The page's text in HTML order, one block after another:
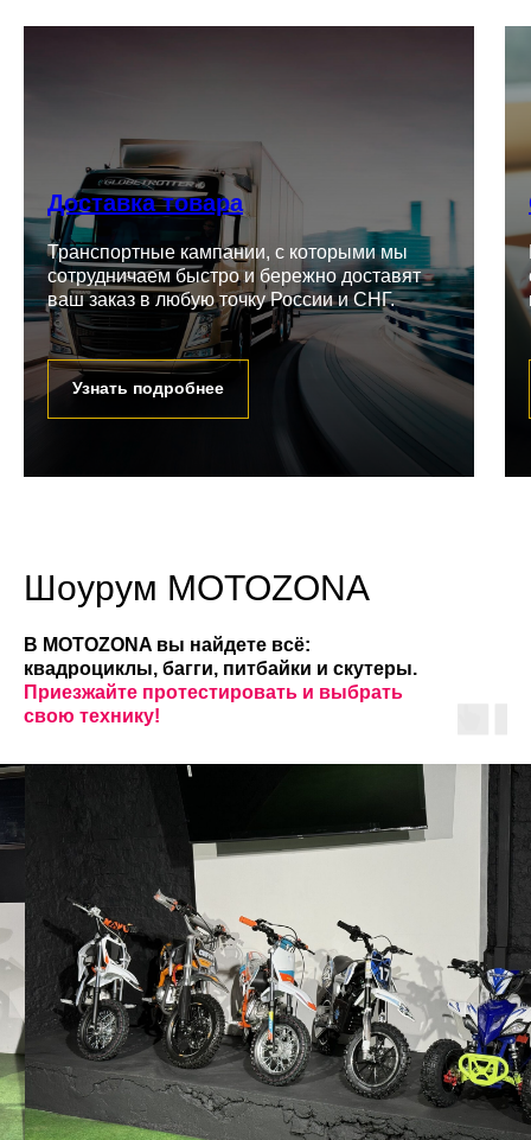
Доставка товара
Транспортные кампании, с которыми мы
сотрудничаем быстро и бережно доставят
ваш заказ в любую точку России и СНГ.
Узнать подробнее
Шоурум MOTOZONA
В MOTOZONA вы найдете всё:
квадроциклы, багги, питбайки и скутеры.
Приезжайте протестировать и выбрать
свою технику!